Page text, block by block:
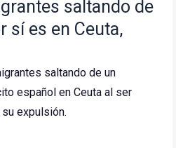
saltando de
sí es en Ceuta,
saltando de un
español en Ceuta al ser
expulsión.